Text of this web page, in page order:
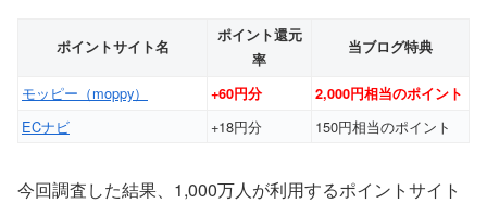
ポイントサイト名
ポイント還元
率
当ブログ特典
モッピー（moppy） +60円分 2,000円相当のポイント
ECナビ +18円分 150円相当のポイント
今回調査した結果、1,000万人が利用するポイントサイト